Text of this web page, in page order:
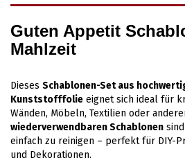
Guten Appetit
Mahlzeit
Dieses Schablonen-Set aus
Kunststofffolie eignet sich ideal für
Wänden, Möbeln, Textilien oder
wiederverwendbaren Schablonen
einfach zu reinigen – perfekt für DIY-
und Dekorationen.